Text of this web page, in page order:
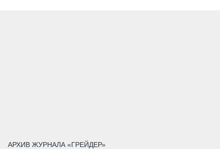
АРХИВ ЖУРНАЛА «ГРЕЙДЕР»